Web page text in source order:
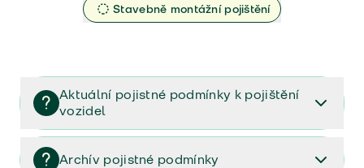
Stavebně montážní pojištění
Aktuální pojistné podmínky k pojištění
vozidel
Pojištění vozidel/Pojistné podmínky a vše důležité ke
smlouvě (PDF)
Archív pojistné podmínky